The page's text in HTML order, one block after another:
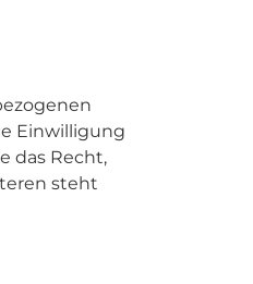
Einwilligung
das Recht,
steht